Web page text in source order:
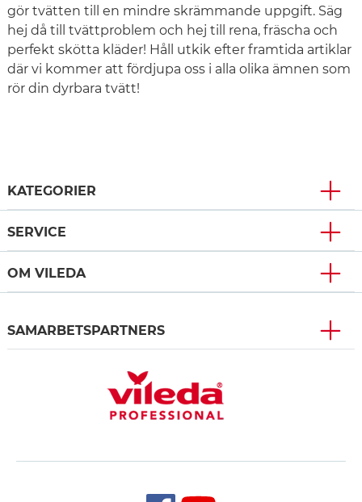
gör tvätten till en mindre skrämmande uppgift. Säg
hej då till tvättproblem och hej till rena, fräscha och
perfekt skötta kläder! Håll utkik efter framtida artiklar
där vi kommer att fördjupa oss i alla olika ämnen som
rör din dyrbara tvätt!
KATEGORIER
SERVICE
OM VILEDA
SAMARBETSPARTNERS